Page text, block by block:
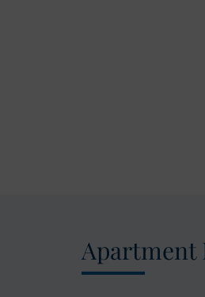
Apartment